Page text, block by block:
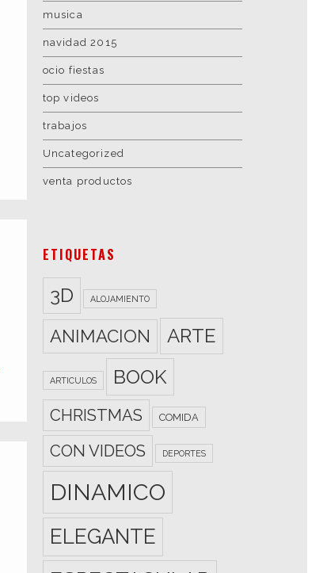
musica
navidad 2015
ocio fiestas
top videos
trabajos
Uncategorized
venta productos
ETIQUETAS
3D ALOJAMIENTO
ANIMACION ARTE
ARTICULOS BOOK
CHRISTMAS COMIDA
CON VIDEOS DEPORTES
DINAMICO
ELEGANTE